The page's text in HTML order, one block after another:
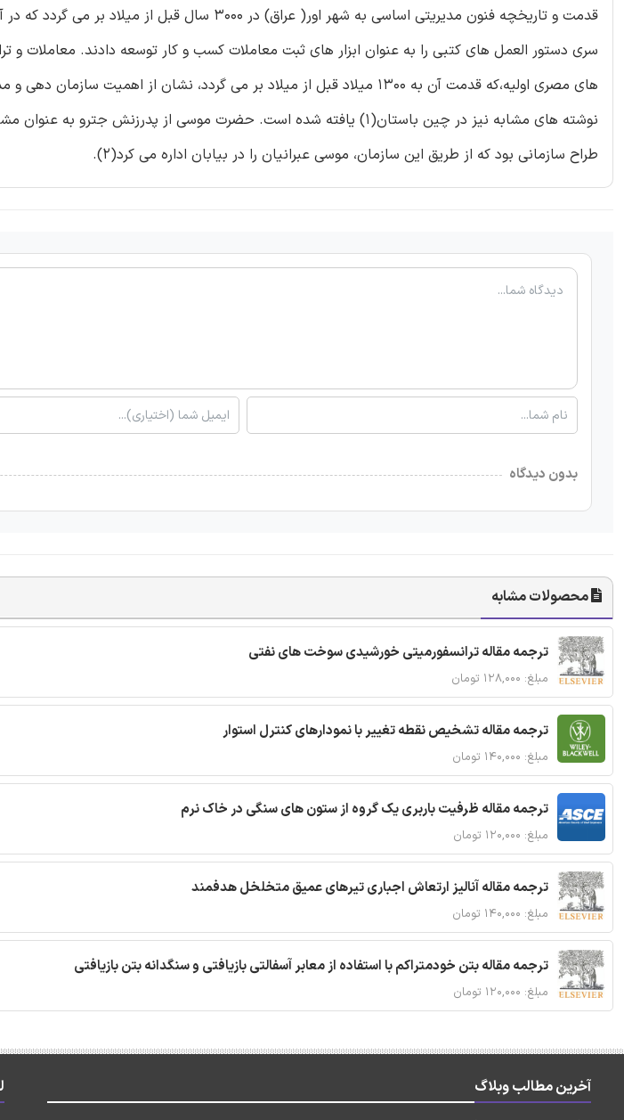
قدمت و تاریخچه فنون مدیریتی اساسی به شهر اور( عراق) در
سری دستور العمل های کتبی را به عنوان ابزار های ثبت معاملات کسب و کار توسعه دادند. معاملات و
های مصری اولیه،که قدمت آن به 1300 میلاد قبل از میلاد بر می گردد، نشان از اهمیت
نوشته های مشابه نیز در چین باستان(1) یافته شده است. حضرت موسی از پدرزنش
طراح سازمانی بود که از طریق این سازمان، موسی عبرانیان را در بیابان اداره می کرد(2).
بدون دیدگاه
محصولات مشابه
ترجمه مقاله ترانسفورمیتی خورشیدی سوخت های نفتی
مبلغ: ۱۲۸,۰۰۰ تومان
ترجمه مقاله تشخیص نقطه تغییر با نمودارهای کنترل استوار
مبلغ: ۱۴۰,۰۰۰ تومان
ترجمه مقاله ظرفیت باربری یک گروه از ستون های سنگی در خاک نرم
مبلغ: ۱۲۰,۰۰۰ تومان
ترجمه مقاله آنالیز ارتعاش اجباری تیرهای عمیق متخلخل هدفمند
مبلغ: ۱۴۰,۰۰۰ تومان
ترجمه مقاله بتن خودمتراکم با استفاده از معابر آسفالتی بازیافتی و سنگدانه بتن بازیافتی
مبلغ: ۱۲۰,۰۰۰ تومان
آخرین مطالب وبلاگ